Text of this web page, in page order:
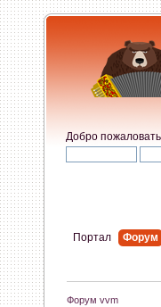
Добро пожаловать,
Портал Форум
Форум vvm